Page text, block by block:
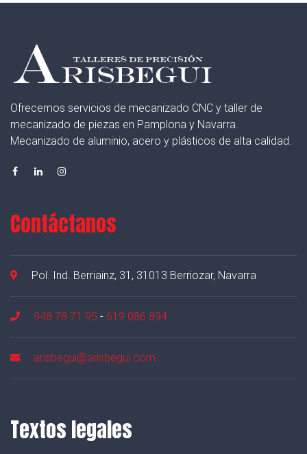
Ofrecemos servicios de mecanizado CNC y taller de
mecanizado de piezas en Pamplona y Navarra.
Mecanizado de aluminio, acero y plásticos de alta calidad.
Contáctanos
Pol. Ind. Berriainz, 31, 31013 Berriozar, Navarra
948 78 71 95 - 619 086 894
arisbegui@arisbegui.com
Textos legales